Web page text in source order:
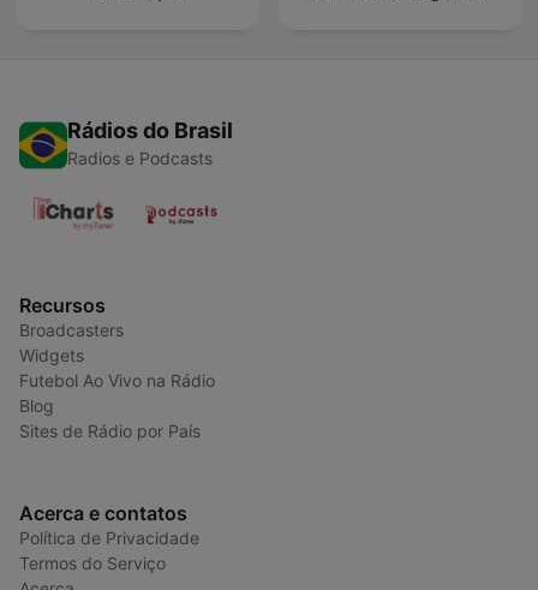
Rádios do Brasil
Radios e Podcasts
Recursos
Broadcasters
Widgets
Futebol Ao Vivo na Rádio
Blog
Sites de Rádio por País
Acerca e contatos
Política de Privacidade
Termos do Serviço